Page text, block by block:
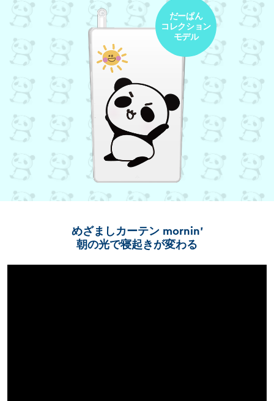
だーぱん
コレクション
モデル
めざましカーテン mornin'
朝の光で寝起きが変わる